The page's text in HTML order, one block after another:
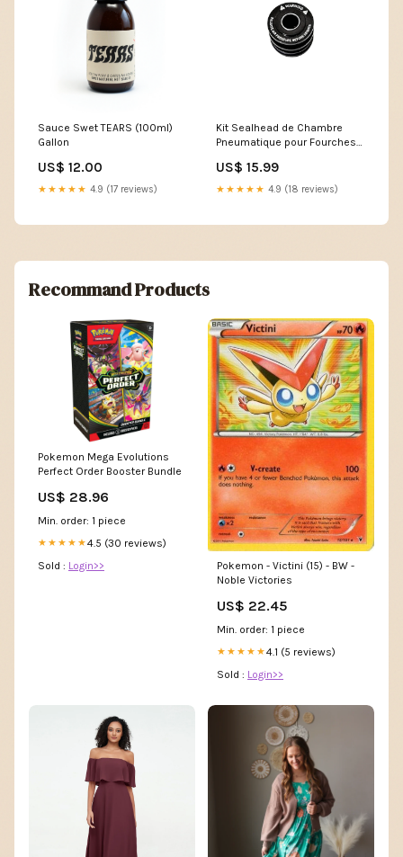
Sauce Swet TEARS (100ml)
Gallon
US$ 12.00
★★★★★ 4.9 (17 reviews)
Kit Sealhead de Chambre
Pneumatique pour Fourches
A4) / Reba (A2) / Bluto A1+
(2015+) #11.4018.096.002
US$ 15.99
★★★★★ 4.9 (18 reviews)
Recommand Products
Pokemon Mega Evolutions
Perfect Order Booster Bundle
US$ 28.96
Min. order: 1 piece
★★★★★4.5 (30 reviews)
Sold : Login>>
Pokemon - Victini (15) - BW -
Noble Victories
US$ 22.45
Min. order: 1 piece
★★★★★4.1 (5 reviews)
Sold : Login>>